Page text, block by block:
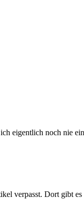
eigentlich noch nie
verpasst. Dort gibt